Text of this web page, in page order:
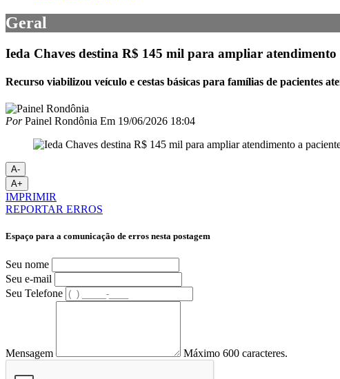
Geral
Ieda Chaves destina R$ 145 mil para ampliar atendimento
Recurso viabilizou veículo e cestas básicas para famílias de pacientes
PorPainel Rondônia Em 19/06/2026 18:04
A-
A+
IMPRIMIR
REPORTAR ERROS
Espaço para a comunicação de erros nesta postagem
Seu nome
Seu e-mail
Seu Telefone
Mensagem Máximo 600 caracteres.